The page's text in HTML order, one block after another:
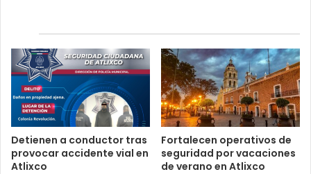
Detienen a conductor tras
provocar accidente vial en
Atlixco
Fortalecen operativos de
seguridad por vacaciones
de verano en Atlixco